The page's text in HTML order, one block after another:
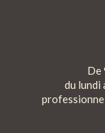
De
du lundi